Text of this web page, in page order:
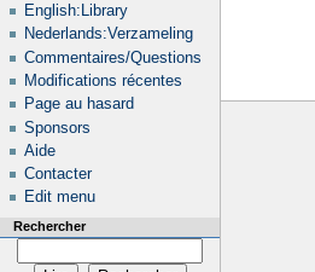
English:Library
Nederlands:Verzameling
Commentaires/Questions
Modifications récentes
Page au hasard
Sponsors
Aide
Contacter
Edit menu
Rechercher